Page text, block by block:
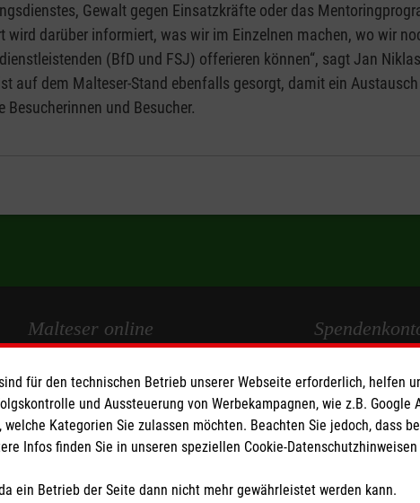
Gewalt gegen Einsatzkräfte oder das
wird darüber informiert, was wir im Einzelnen machen, wo wir
(BfD und FSJ) offerieren können“, sagt Jan
auf dem Malteser-Stand ebenfalls gesorgt, damit ein
und Besucher.
Malteser online
Malteserorden
Malteser Jugend
Malteser International
IBAN: DE103
BIC: GENODED
für den technischen Betrieb unserer Webseite erforderlich, helfen
und Aussteuerung von Werbekampagnen, wie z.B. Google
Kategorien Sie zulassen möchten. Beachten Sie jedoch, dass
Infos finden Sie in unseren speziellen Cookie-
ein Betrieb der Seite dann nicht mehr gewährleistet werden kann.